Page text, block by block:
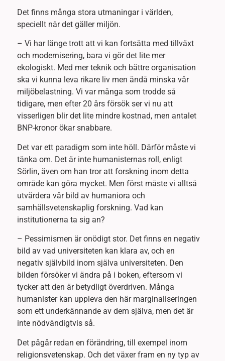
Det finns många stora utmaningar i världen,
speciellt när det gäller miljön.
– Vi har länge trott att vi kan fortsätta med tillväxt
och modernisering, bara vi gör det lite mer
ekologiskt. Med mer teknik och bättre organisation
ska vi kunna leva rikare liv men ändå minska vår
miljöbelastning. Vi var många som trodde så
tidigare, men efter 20 års försök ser vi nu att
visserligen blir det lite mindre kostnad, men antalet
BNP-kronor ökar snabbare.
Det var ett paradigm som inte höll. Därför måste vi
tänka om. Det är inte humanisternas roll, enligt
Sörlin, även om han tror att forskning inom detta
område kan göra mycket. Men först måste vi alltså
utvärdera vår bild av humaniora och
samhällsvetenskaplig forskning. Vad kan
institutionerna ta sig an?
– Pessimismen är onödigt stor. Det finns en negativ
bild av vad universiteten kan klara av, och en
negativ självbild inom själva universiteten. Den
bilden försöker vi ändra på i boken, eftersom vi
tycker att den är betydligt överdriven. Många
humanister kan uppleva den här marginaliseringen
som ett underkännande av dem själva, men det är
inte nödvändigtvis så.
Det pågår redan en förändring, till exempel inom
religionsvetenskap. Och det växer fram en ny typ av